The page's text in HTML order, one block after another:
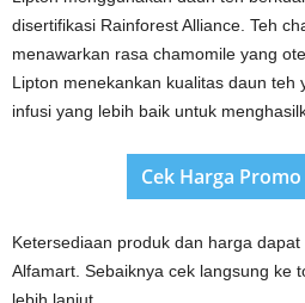
disertifikasi Rainforest Alliance. Teh
menawarkan rasa chamomile yang
Lipton menekankan kualitas daun teh
infusi yang lebih baik untuk
Cek Harga
Ketersediaan produk dan harga
Alfamart. Sebaiknya cek langsung ke